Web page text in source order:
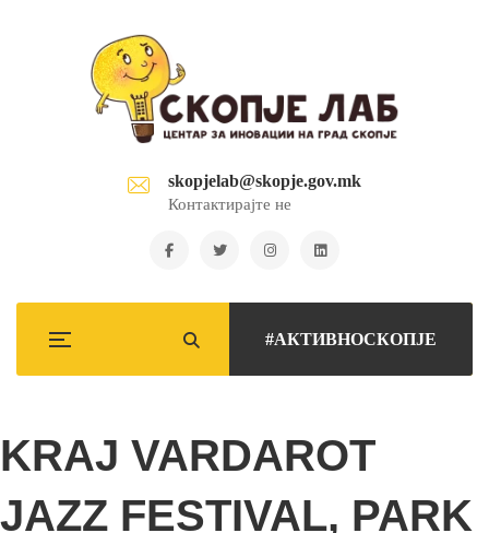
skopjelab@skopje.gov.mk
Контактирајте не
#АКТИВНОСКОПЈЕ
KRAJ VARDAROT
JAZZ FESTIVAL, PARK